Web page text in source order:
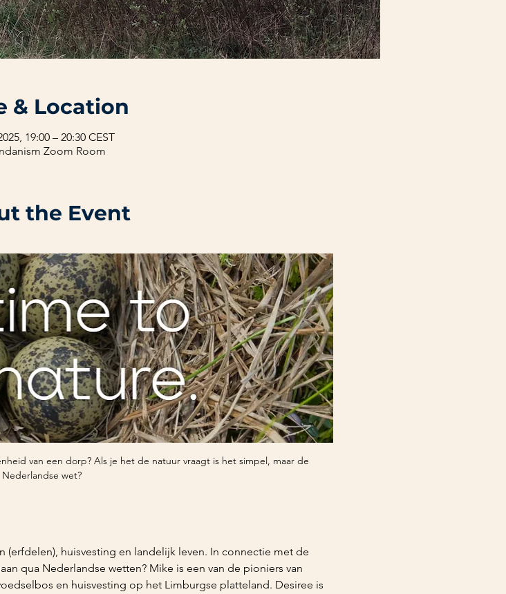
& Location
19:00 – 20:30 CEST
Zoom Room
the Event
van een dorp? Als je het de natuur vraagt is het simpel, maar de
Nederlandse wet?
huisvesting en landelijk leven. In connectie met de
qua Nederlandse wetten? Mike is een van de pioniers van
en huisvesting op het Limburgse platteland. Desiree is